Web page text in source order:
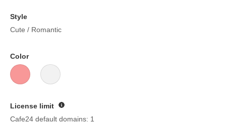
Style
Cute / Romantic
Color
License limit
Cafe24 default domains: 1